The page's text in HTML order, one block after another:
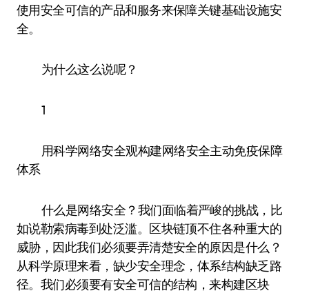
使用安全可信的产品和服务来保障关键基础设施安
全。
为什么这么说呢？
1
用科学网络安全观构建网络安全主动免疫保障
体系
什么是网络安全？我们面临着严峻的挑战，比
如说勒索病毒到处泛滥。区块链顶不住各种重大的
威胁，因此我们必须要弄清楚安全的原因是什么？
从科学原理来看，缺少安全理念，体系结构缺乏路
径。我们必须要有安全可信的结构，来构建区块